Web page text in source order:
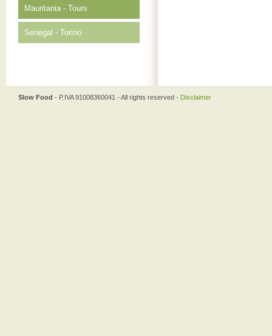
Mauritania - Tours
Senegal - Torino
Slow Food - P.IVA 91008360041 - All rights reserved - Disclaimer